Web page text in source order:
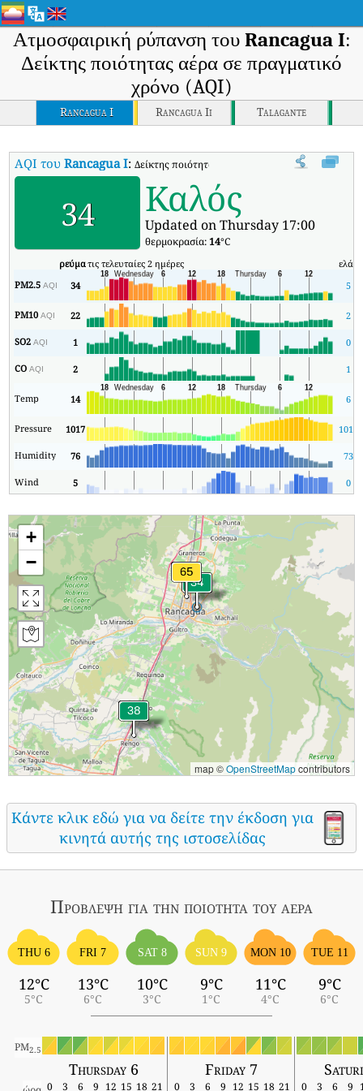
Ατμοσφαιρική ρύπανση του Rancagua I:
Δείκτης ποιότητας αέρα σε πραγματικό
χρόνο (AQI)
Rancagua I Rancagua Ii Talagante
AQI τουRancagua I:Δείκτης ποιότητας αέρα σε πραγματικό χρόνο
34 Καλός
Updated on Thursday 17:00
θερμοκρασία: 14°C
ρεύματις τελευταίες 2 ημέρες ελάχ
PM2.5AQI 34 5
PM10AQI 22 2
SO2AQI 1 0
COAQI 2 1
Temp 14 6
Pressure 1017 1011
Humidity 76 73
Wind 5 0
+
−
map ©OpenStreetMapcontributors
Κάντε κλικ εδώ για να δείτε την έκδοση για
κινητά αυτής της ιστοσελίδας
Πρόβλεψη για την ποιότητα του αέρα
THU 6
12°C
5°C
FRI 7
13°C
6°C
SAT 8
10°C
3°C
SUN 9
9°C
1°C
MON 10
11°C
4°C
TUE 11
9°C
6°C
PM2.5
Thursday 6 Friday 7
0 3 6 9 12 15 18 21 0 3 6 9 12 15 18 21 0 3 6 9